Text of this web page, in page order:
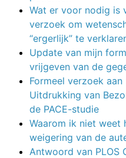
Wat er voor nodig is
verzoek om
“ergerlijk” te
Update van mijn
vrijgeven van de
Formeel verzoek aan
Uitdrukking van
de PACE-studie
Waarom ik niet weet
weigering van de
Antwoord van PLOS